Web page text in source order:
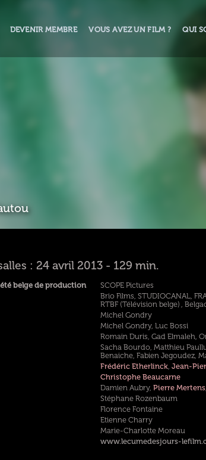
DEVENIR MEMBRE VOUS AVEZ UN FILM ? QUI
: 24 avril 2013 - 129 min.
belge de production
SCOPE Pictures
Brio Films, STUDIOCANAL,
RTBF (Télévision belge) ,
Michel Gondry
Michel Gondry, Luc Bossi
Romain Duris, Gad Elmaleh,
Sacha Bourdo, Matthieu
Benaiche, Fabien Jegoudez,
Frédéric Etherlinck, Jean-
Christophe Beaucarne
Damien Aubry, Pierre Mertens,
Stéphane Rozenbaum
Florence Fontaine
Etienne Charry
Marie-Charlotte Moreau
www.lecumedesjours-